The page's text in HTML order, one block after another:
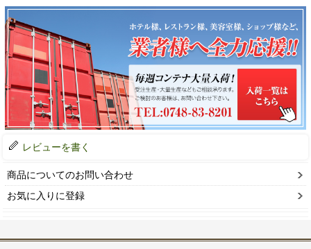
レビューを書く
商品についてのお問い合わせ
お気に入りに登録